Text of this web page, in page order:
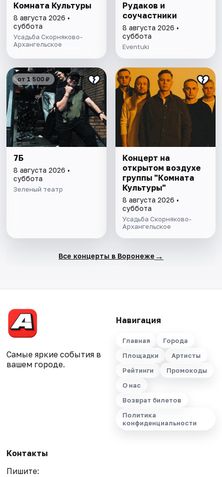
Комната Культуры
8 августа 2026 •
суббота
Усадьба Скорняково-
Архангельское
Рудаков и
соучастники
8 августа 2026 •
суббота
Eventuki
от 1 500 ₽
7Б
8 августа 2026 •
суббота
Зеленый театр
Концерт на
открытом воздухе
группы "Комната
Культуры"
8 августа 2026 •
суббота
Усадьба Скорняково-
Архангельское
Все концерты в Воронеже →
Самые яркие события в
вашем городе.
Навигация
Главная
Города
Площадки
Артисты
Рейтинги
Промокоды
О нас
Возврат билетов
Политика
конфиденциальности
Контакты
Пишите: